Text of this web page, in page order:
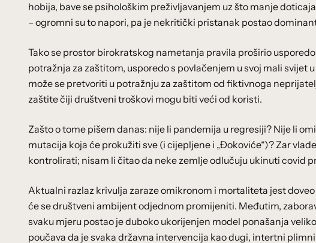
hobija, bave se psihološkim preživljavanjem uz što manje
– ogromni su to napori, pa je nekritički pristanak postao
Tako se prostor birokratskog nametanja pravila proširio
potražnja za zaštitom, usporedo s povlačenjem u svoj mali
može se pretvoriti u potražnju za zaštitom od fiktivnoga
zaštite čiji društveni troškovi mogu biti veći od koristi.
Zašto o tome pišem danas: nije li pandemija u regresiji? Nije li
mutacija koja će prokužiti sve (i cijepljene i „Đokoviće“)? Zar
kontrolirati; nisam li čitao da neke zemlje odlučuju ukinuti covid
Aktualni razlaz krivulja zaraze omikronom i mortaliteta jest
će se društveni ambijent odjednom promijeniti. Međutim,
svaku mjeru postao je duboko ukorijenjen model ponašanja
poučava da je svaka državna intervencija kao dugi, intertni